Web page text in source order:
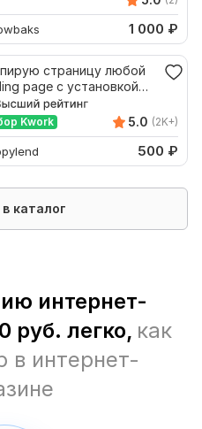
1 000 ₽
страницу любой
page с установкой
управления
Kwork 5.0 (2K+)
500 ₽
каталог
интернет-
руб. легко, как
в интернет-